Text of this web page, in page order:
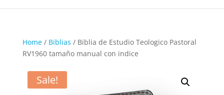
Home/ Biblias / Biblia de Estudio Teologico Pastoral
RV1960 tamaño manual con indice
Sale!